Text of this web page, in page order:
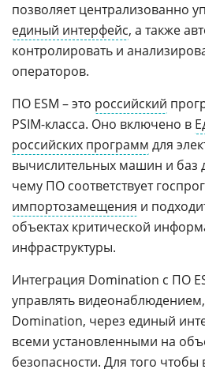
позволяет централизованно
единый интерфейс, а также
контролировать и
операторов.
ПО ESM – это российский
PSIM-класса. Оно включено в
российских программ для
вычислительных машин и баз
чему ПО соответствует
импортозамещения и
объектах критической
инфраструктуры.
Интеграция Domination с ПО
управлять
Domination, через единый
всеми установленными на
безопасности. Для того чтобы